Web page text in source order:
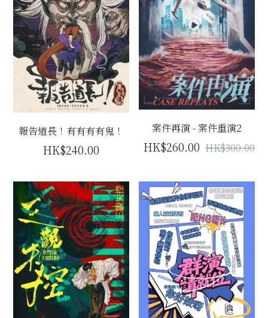
報告道長！有有有有鬼！
HK$240.00
案件再演 - 案件重演2
HK$260.00 HK$300.00